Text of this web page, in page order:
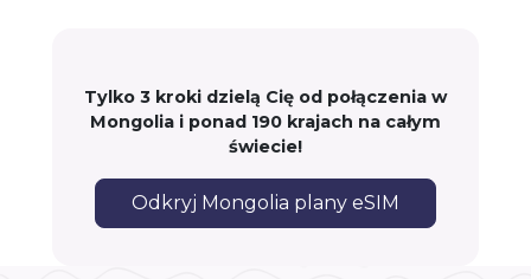
Tylko 3 kroki dzielą Cię od połączenia w
Mongolia i ponad 190 krajach na całym
świecie!
Odkryj Mongolia plany eSIM